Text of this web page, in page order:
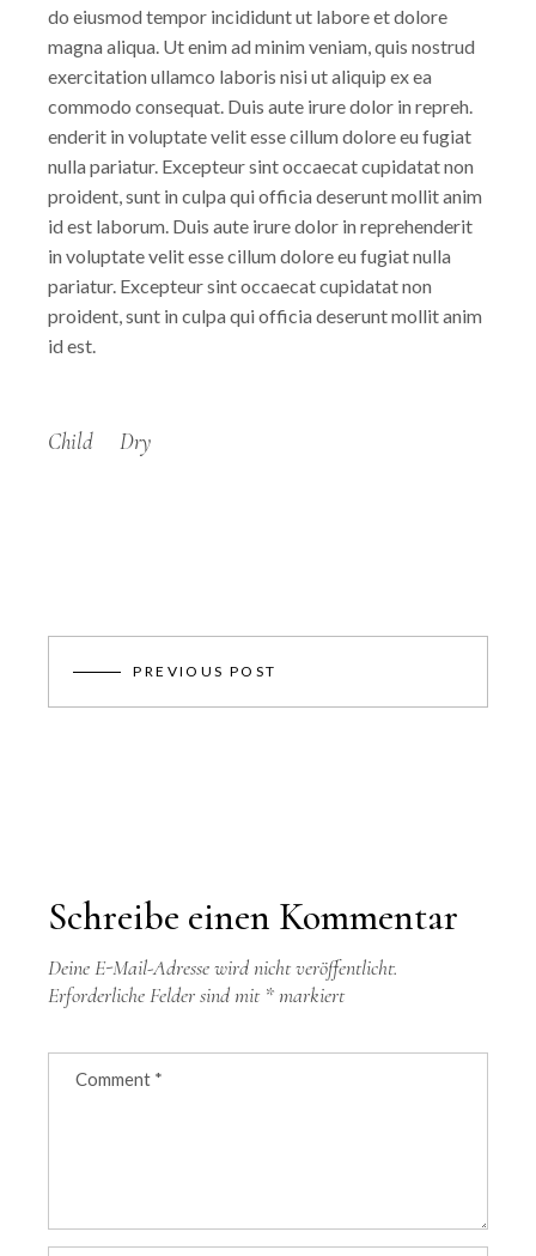
do eiusmod tempor incididunt ut labore et dolore
magna aliqua. Ut enim ad minim veniam, quis nostrud
exercitation ullamco laboris nisi ut aliquip ex ea
commodo consequat. Duis aute irure dolor in repreh.
enderit in voluptate velit esse cillum dolore eu fugiat
nulla pariatur. Excepteur sint occaecat cupidatat non
proident, sunt in culpa qui officia deserunt mollit anim
id est laborum. Duis aute irure dolor in reprehenderit
in voluptate velit esse cillum dolore eu fugiat nulla
pariatur. Excepteur sint occaecat cupidatat non
proident, sunt in culpa qui officia deserunt mollit anim
id est.
Child Dry
PREVIOUS POST
Schreibe einen Kommentar
Deine E-Mail-Adresse wird nicht veröffentlicht.
Erforderliche Felder sind mit *markiert